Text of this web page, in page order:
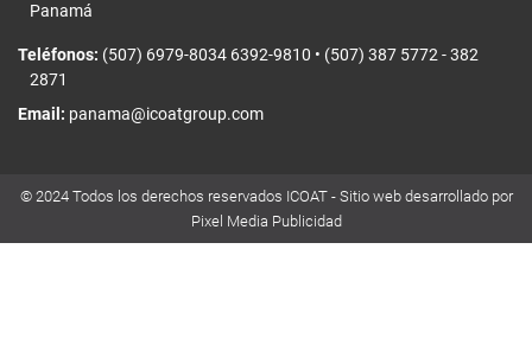
Panamá
Teléfonos: (507) 6979-8034 6392-9810 • (507) 387 5772 - 382
2871
Email: panama@icoatgroup.com
© 2024 Todos los derechos reservados ICOAT - Sitio web desarrollado por
Pixel Media Publicidad